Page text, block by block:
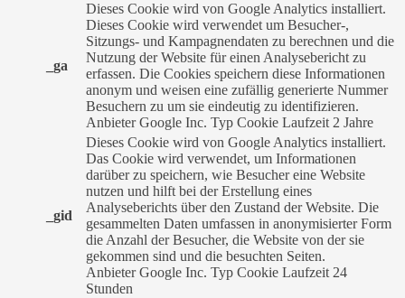
_ga
Dieses Cookie wird von Google Analytics installiert.
Dieses Cookie wird verwendet um Besucher-,
Sitzungs- und Kampagnendaten zu berechnen und die
Nutzung der Website für einen Analysebericht zu
erfassen. Die Cookies speichern diese Informationen
anonym und weisen eine zufällig generierte Nummer
Besuchern zu um sie eindeutig zu identifizieren.
Anbieter Google Inc. Typ Cookie Laufzeit 2 Jahre
_gid
Dieses Cookie wird von Google Analytics installiert.
Das Cookie wird verwendet, um Informationen
darüber zu speichern, wie Besucher eine Website
nutzen und hilft bei der Erstellung eines
Analyseberichts über den Zustand der Website. Die
gesammelten Daten umfassen in anonymisierter Form
die Anzahl der Besucher, die Website von der sie
gekommen sind und die besuchten Seiten.
Anbieter Google Inc. Typ Cookie Laufzeit 24
Stunden